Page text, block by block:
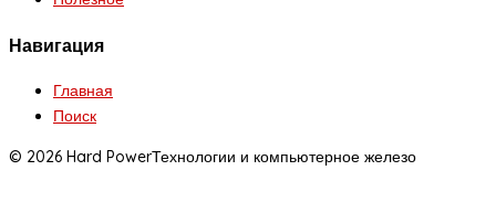
Навигация
Главная
Поиск
© 2026 Hard PowerТехнологии и компьютерное железо